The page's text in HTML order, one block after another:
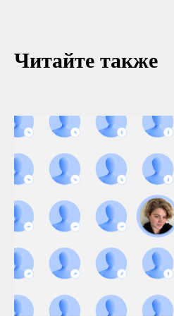
Читайте также
icontext
Zen Mobile Agency
Registratura
CPAExchange
Главная
Статьи
Исследования